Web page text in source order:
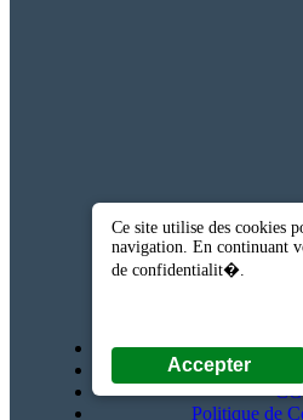
Liens
A propos
Politique de
Ce site utilise des cookies
navigation. En continuant
de confidentialit�.
Accepter